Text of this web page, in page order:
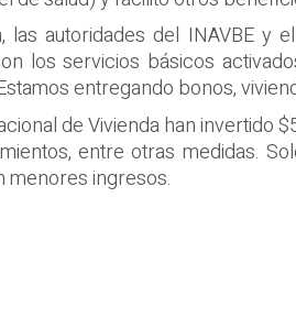
las autoridades del INAVBE
los servicios básicos
entregando bonos,
de Vivienda han invertido
entre otras medidas.
menores ingresos.